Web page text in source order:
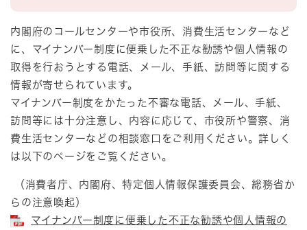
内閣府のコールセンターや市役所、消費生活センターなど
に、マイナンバー制度に便乗した不正な勧誘や個人情報の
取得を行おうとする電話、メール、手紙、訪問等に関する
情報が寄せられています。
マイナンバー制度をかたった不審な電話、メール、手紙、
訪問等には十分注意し、内容に応じて、市役所や警察、消
費生活センターなどの相談窓口をご利用ください。詳しく
は以下のページをご覧ください。
（消費者庁、内閣府、特定個人情報保護委員会、総務省か
らの注意喚起）
マイナンバー制度に便乗した不正な勧誘や個人情報の